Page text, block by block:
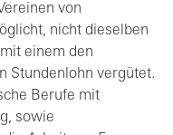
von
nicht dieselben
einem den
Stundenlohn vergütet.
Berufe mit
sowie